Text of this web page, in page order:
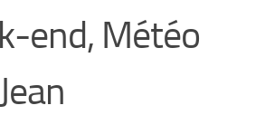
end, Météo